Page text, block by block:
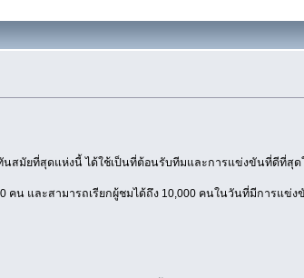
สมัยที่สุดแห่งนี้ ได้ใช้เป็นที่ต้อนรับทีมและการแข่งขันที่ดีที่สุด
น และสามารถเรียกผู้ชมได้ถึง 10,000 คนในวันที่มีการแข่ง